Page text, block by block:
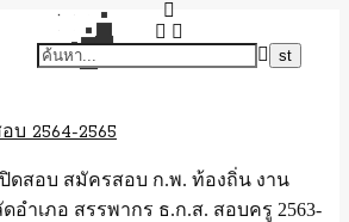
บ 2564-2565
ดสอบ สมัครสอบ ก.พ. ท้องถิ่น งาน
อำเภอ สรรพากร ธ.ก.ส. สอบครู 2563-